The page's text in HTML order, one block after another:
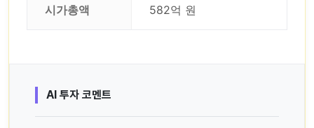
시가총액 582억 원
AI 투자 코멘트